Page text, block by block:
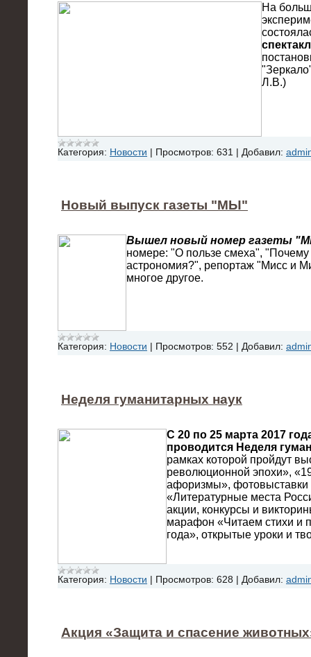
На
Л.В.)
Категория: Новости Просмотров: 631 Добавил:
Новый выпуск газеты "МЫ"
Вышел новый номер газеты
номере: "О пользе смеха",
астрономия?", репортаж "Мисс и
многое другое.
Категория: Новости Просмотров: 552 Добавил:
Неделя гуманитарных наук
С 20 по 25 марта 2017
проводится Неделя
рамках которой пройдут
революционной эпохи»,
афоризмы»,
«Литературные места
акции, конкурсы и
марафон «Читаем стихи и
года», открытые уроки и
Категория: Новости Просмотров: 628 Добавил:
Акция «Защита и спасение